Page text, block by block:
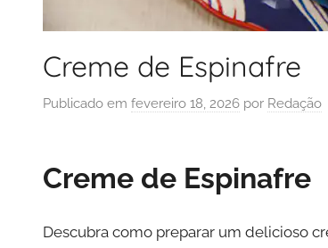
Creme de Espinafre
Publicado em fevereiro 18, 2026 por Redação
Creme de Espinafre
Descubra como preparar um delicioso